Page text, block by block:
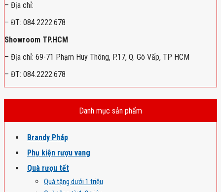
– Địa chỉ:
– ĐT: 084.2222.678
Showroom TP.HCM
– Địa chỉ: 69-71 Phạm Huy Thông, P.17, Q. Gò Vấp, TP HCM
– ĐT: 084.2222.678
Danh mục sản phẩm
Brandy Pháp
Phụ kiện rượu vang
Quà rượu tết
Quà tặng dưới 1 triệu